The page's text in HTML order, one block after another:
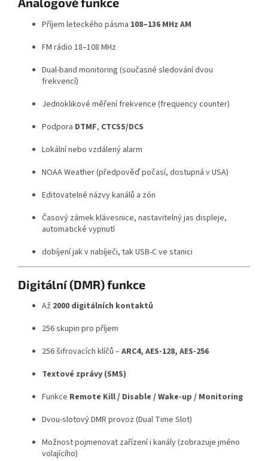
Příjem leteckého pásma 108–136 MHz AM
FM rádio 18–108 MHz
Dual-band monitoring (současné sledování dvou
frekvencí)
Jednoklikové měření frekvence (frequency counter)
Podpora DTMF, CTCSS/DCS
Lokální nebo vzdálený alarm
NOAA Weather (předpověď počasí, dostupná v USA)
Editovatelné názvy kanálů a zón
Časový zámek klávesnice, nastavitelný jas displeje,
automatické vypnutí
dobíjení jak v nabíječi, tak USB-C ve stanici
Digitální (DMR) funkce
Až 2000 digitálních kontaktů
256 skupin pro příjem
256 šifrovacích klíčů –ARC4, AES-128, AES-256
Textové zprávy (SMS)
Funkce Remote Kill / Disable / Wake-up / Monitoring
Dvou-slotový DMR provoz (Dual Time Slot)
Možnost pojmenovat zařízení i kanály (zobrazuje jméno
volajícího)